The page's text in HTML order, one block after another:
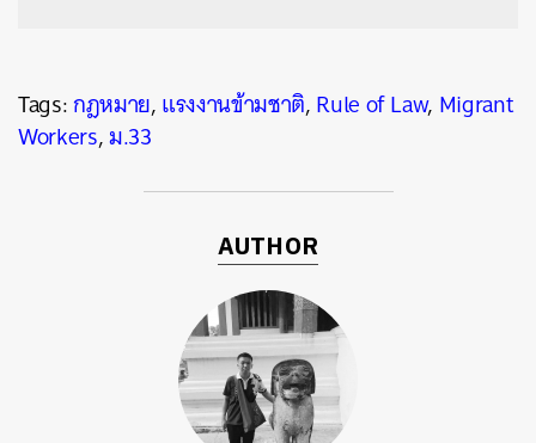
Tags:กฎหมาย,แรงงานข้ามชาติ,Rule of Law, Migrant
Workers,ม.33
AUTHOR